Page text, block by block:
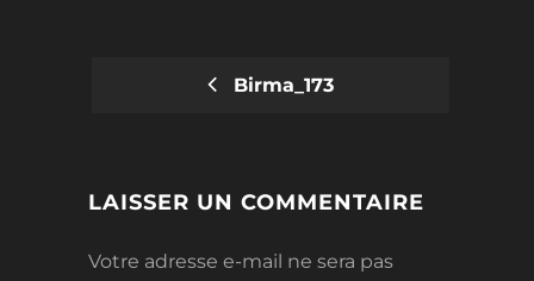
Birma_173
LAISSER UN COMMENTAIRE
Votre adresse e-mail ne sera pas